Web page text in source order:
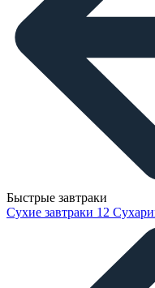
Быстрые завтраки
Сухие завтраки 12